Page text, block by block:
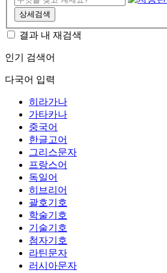
상세검색
결과 내 재검색
인기 검색어
다국어 입력
히라가나
가타카나
중국어
한글고어
그리스문자
프랑스어
독일어
히브리어
괄호기호
학술기호
기술기호
첨자기호
라틴문자
러시아문자